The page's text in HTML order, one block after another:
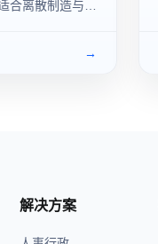
合离散制造与车
→
解决方案